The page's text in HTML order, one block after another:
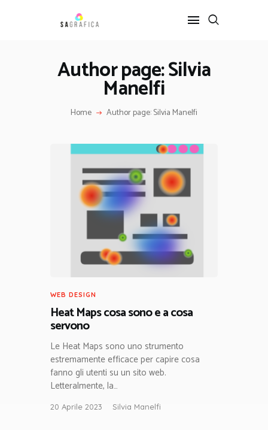
Author page: Silvia
Manelfi
Home Author page: Silvia Manelfi
HOME
ARTE
SERVIZI
CONTATTI
WEB DESIGN
Heat Maps cosa sono e a cosa
servono
Le Heat Maps sono uno strumento
estremamente efficace per capire cosa
fanno gli utenti su un sito web.
Letteralmente, la…
20 Aprile 2023 Silvia Manelfi